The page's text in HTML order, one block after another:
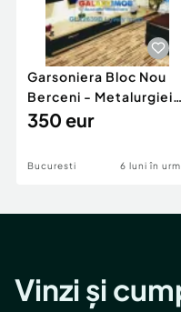
Garsoniera Bloc Nou
Berceni - Metalurgiei
Park - Postalionul
350 eur
Bucuresti 6 luni în
Vinzi și